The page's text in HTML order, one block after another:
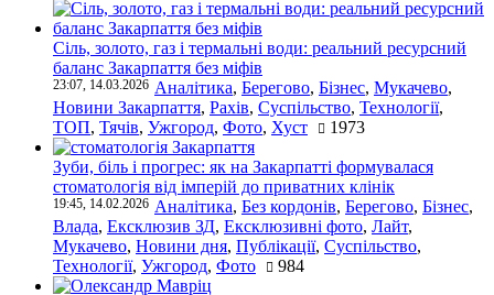
Сіль, золото, газ і термальні води: реальний ресурсний
баланс Закарпаття без міфів
23:07, 14.03.2026 Аналітика, Берегово, Бізнес, Мукачево,
Новини Закарпаття, Рахів, Суспільство, Технології,
ТОП, Тячів, Ужгород, Фото, Хуст 1973
Зуби, біль і прогрес: як на Закарпатті формувалася
стоматологія від імперій до приватних клінік
19:45, 14.02.2026 Аналітика, Без кордонів, Берегово, Бізнес,
Влада, Ексклюзив ЗД, Ексклюзивні фото, Лайт,
Мукачево, Новини дня, Публікації, Суспільство,
Технології, Ужгород, Фото 984